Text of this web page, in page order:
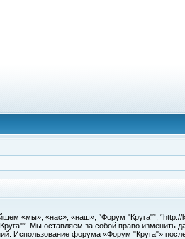
«мы», «нас», «наш», “Форум "Круга"”,
Мы оставляем за собой право
Использование форума «Форум "Круга"»